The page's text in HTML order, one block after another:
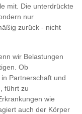
mit. Die unterdrückte
nur
zurück - nicht
wir Belastungen
Ob
Partnerschaft und
führt zu
wie
auch der Körper